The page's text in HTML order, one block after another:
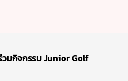
วมกิจกรรม Junior Golf